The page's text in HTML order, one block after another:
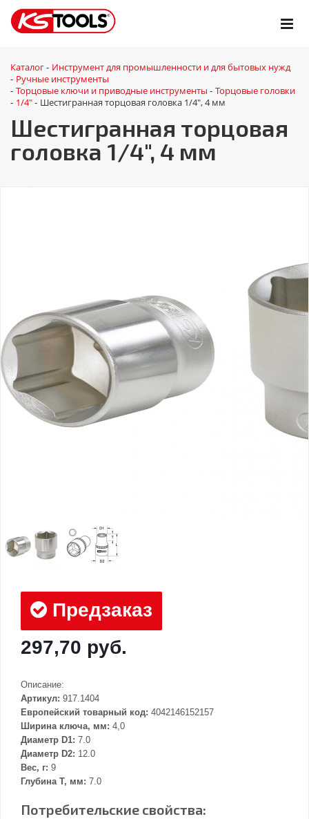
Каталог - Инструмент для промышленности и для бытовых нужд
- Ручные инструменты
- Торцовые ключи и приводные инструменты - Торцовые головки
- 1/4" - Шестигранная торцовая головка 1/4", 4 мм
Шестигранная торцовая
головка 1/4", 4 мм
Предзаказ
297,70 руб.
Описание:
Артикул: 917.1404
Европейский товарный код: 4042146152157
Ширина ключа, мм: 4,0
Диаметр D1: 7.0
Диаметр D2: 12.0
Вес, г: 9
Глубина Т, мм: 7.0
Потребительские свойства: